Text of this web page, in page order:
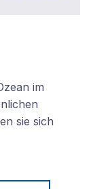
im
sie sich